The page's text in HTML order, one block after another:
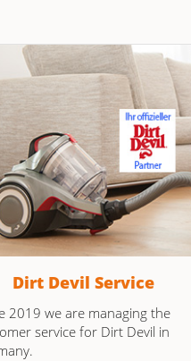
Dirt Devil Service
2019 we are managing the
service for Dirt Devil in